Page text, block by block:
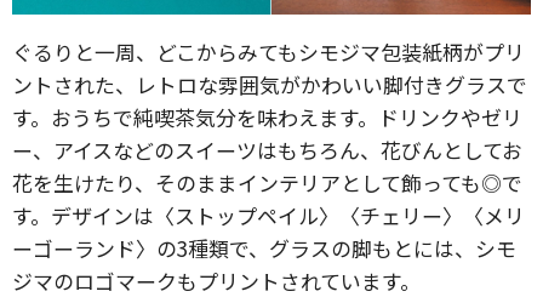
ぐるりと一周、どこからみてもシモジマ包装紙柄がプリ
ントされた、レトロな雰囲気がかわいい脚付きグラスで
す。おうちで純喫茶気分を味わえます。ドリンクやゼリ
ー、アイスなどのスイーツはもちろん、花びんとしてお
花を生けたり、そのままインテリアとして飾っても◎で
す。デザインは〈ストップペイル〉〈チェリー〉〈メリ
ーゴーランド〉の3種類で、グラスの脚もとには、シモ
ジマのロゴマークもプリントされています。